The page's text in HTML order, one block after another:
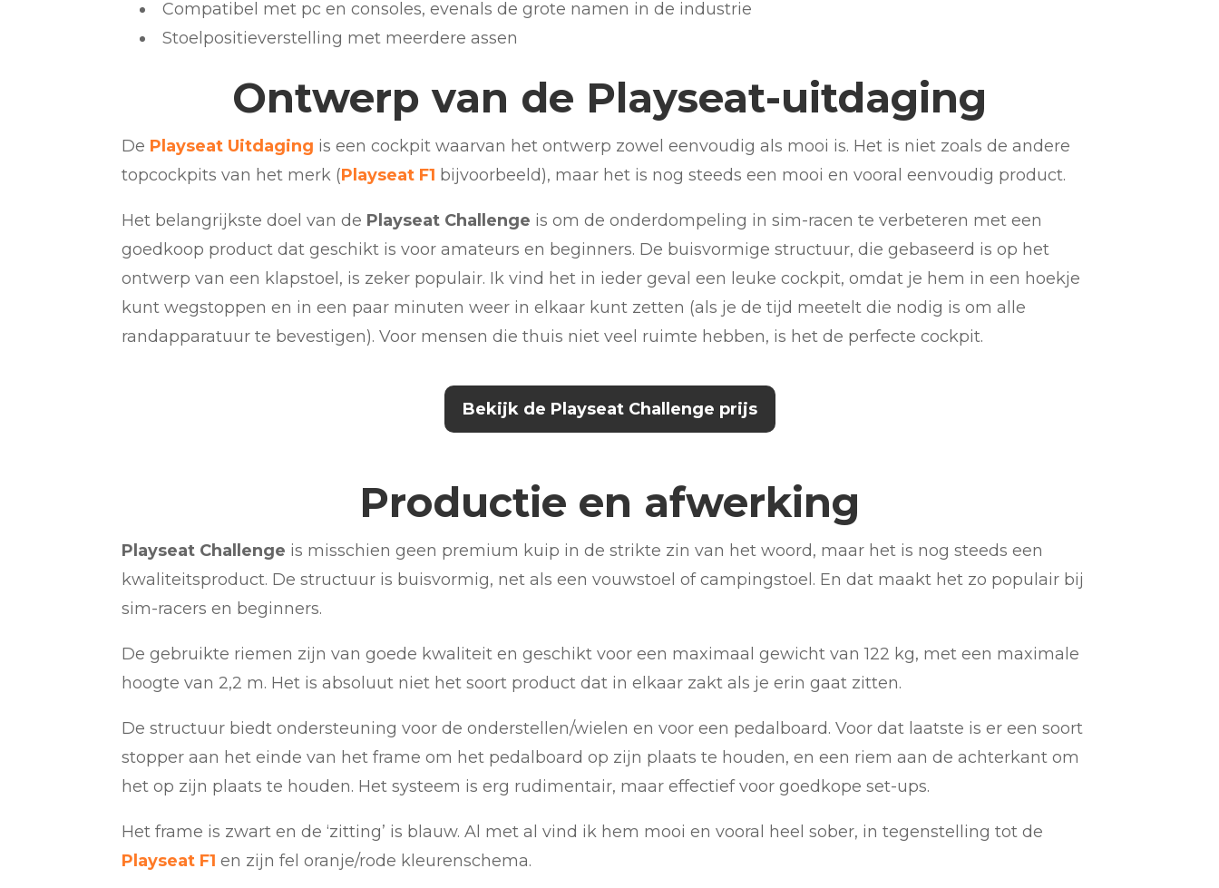
Compatibel met pc en consoles, evenals de grote namen in de industrie
Stoelpositieverstelling met meerdere assen
Ontwerp van de Playseat-uitdaging
De Playseat Uitdaging is een cockpit waarvan het ontwerp zowel eenvoudig als mooi is. Het is niet zoals de andere
topcockpits van het merk (Playseat F1 bijvoorbeeld), maar het is nog steeds een mooi en vooral eenvoudig product.
Het belangrijkste doel van de Playseat Challenge is om de onderdompeling in sim-racen te verbeteren met een
goedkoop product dat geschikt is voor amateurs en beginners. De buisvormige structuur, die gebaseerd is op het
ontwerp van een klapstoel, is zeker populair. Ik vind het in ieder geval een leuke cockpit, omdat je hem in een hoekje
kunt wegstoppen en in een paar minuten weer in elkaar kunt zetten (als je de tijd meetelt die nodig is om alle
randapparatuur te bevestigen). Voor mensen die thuis niet veel ruimte hebben, is het de perfecte cockpit.
Bekijk de Playseat Challenge prijs
Productie en afwerking
Playseat Challenge is misschien geen premium kuip in de strikte zin van het woord, maar het is nog steeds een
kwaliteitsproduct. De structuur is buisvormig, net als een vouwstoel of campingstoel. En dat maakt het zo populair bij
sim-racers en beginners.
De gebruikte riemen zijn van goede kwaliteit en geschikt voor een maximaal gewicht van 122 kg, met een maximale
hoogte van 2,2 m. Het is absoluut niet het soort product dat in elkaar zakt als je erin gaat zitten.
De structuur biedt ondersteuning voor de onderstellen/wielen en voor een pedalboard. Voor dat laatste is er een soort
stopper aan het einde van het frame om het pedalboard op zijn plaats te houden, en een riem aan de achterkant om
het op zijn plaats te houden. Het systeem is erg rudimentair, maar effectief voor goedkope set-ups.
Het frame is zwart en de ‘zitting’ is blauw. Al met al vind ik hem mooi en vooral heel sober, in tegenstelling tot de
Playseat F1en zijn fel oranje/rode kleurenschema.